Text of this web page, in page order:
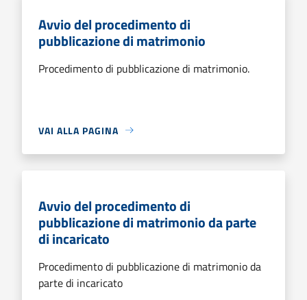
Avvio del procedimento di
pubblicazione di matrimonio
Procedimento di pubblicazione di matrimonio.
VAI ALLA PAGINA
Avvio del procedimento di
pubblicazione di matrimonio da parte
di incaricato
Procedimento di pubblicazione di matrimonio da
parte di incaricato